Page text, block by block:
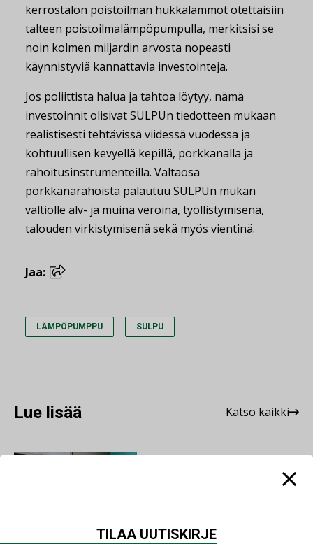
kerrostalon poistoilman hukkalämmöt otettaisiin
talteen poistoilmalämpöpumpulla, merkitsisi se
noin kolmen miljardin arvosta nopeasti
käynnistyviä kannattavia investointeja.
Jos poliittista halua ja tahtoa löytyy, nämä
investoinnit olisivat SULPUn tiedotteen mukaan
realistisesti tehtävissä viidessä vuodessa ja
kohtuullisen kevyellä kepillä, porkkanalla ja
rahoitusinstrumenteilla. Valtaosa
porkkanarahoista palautuu SULPUn mukan
valtiolle alv- ja muina veroina, työllistymisenä,
talouden virkistymisenä sekä myös vientinä.
Jaa:
LÄMPÖPUMPPU SULPU
Lue lisää Katso kaikki
yrityksen
TILAA UUTISKIRJE